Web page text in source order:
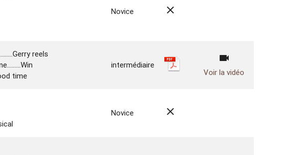
Novice close
reels
time
intermédiaire
videocam
Voir la vidéo
Novice close